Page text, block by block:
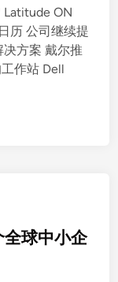
Latitude ON
历 公司继续提
方案 戴尔推
作站 Dell
球中小企